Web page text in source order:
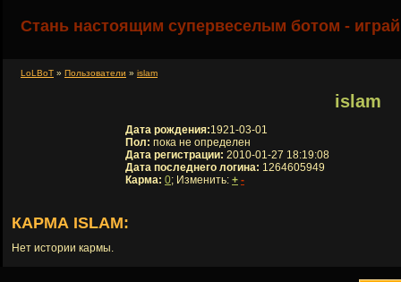
Стань настоящим супервеселым ботом -
LoLBoT » Пользователи » islam
islam
Дата рождения:1921-03-01
Пол: пока не определен
Дата регистрации: 2010-01-27 18:19:08
Дата последнего логина: 1264605949
Карма: 0; Изменить: + -
КАРМА ISLAM:
Нет истории кармы.